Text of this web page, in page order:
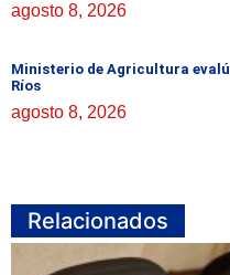
agosto 8, 2026
Ministerio de Agricultura
Ríos
agosto 8, 2026
Relacionados